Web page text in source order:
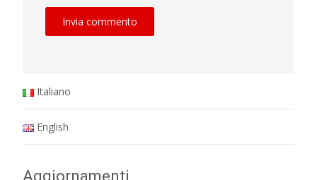
Italiano
English
Aggiornamenti